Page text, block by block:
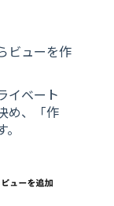
ビューを作
イベート
め、「作